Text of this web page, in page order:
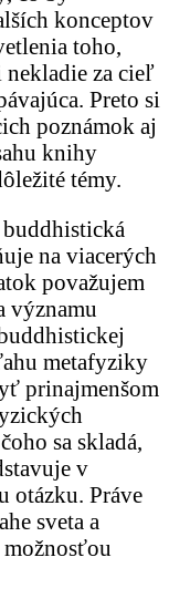
konceptov
toho,
nekladie za cieľ
Preto si
poznámok aj
knihy
témy.
na viacerých
považujem
významu
metafyziky
prinajmenšom
sa skladá,
v
otázku. Práve
sveta a